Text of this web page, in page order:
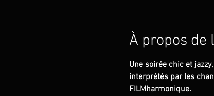
À propos de
Une soirée chic et
interprétés par les
FILMharmonique.